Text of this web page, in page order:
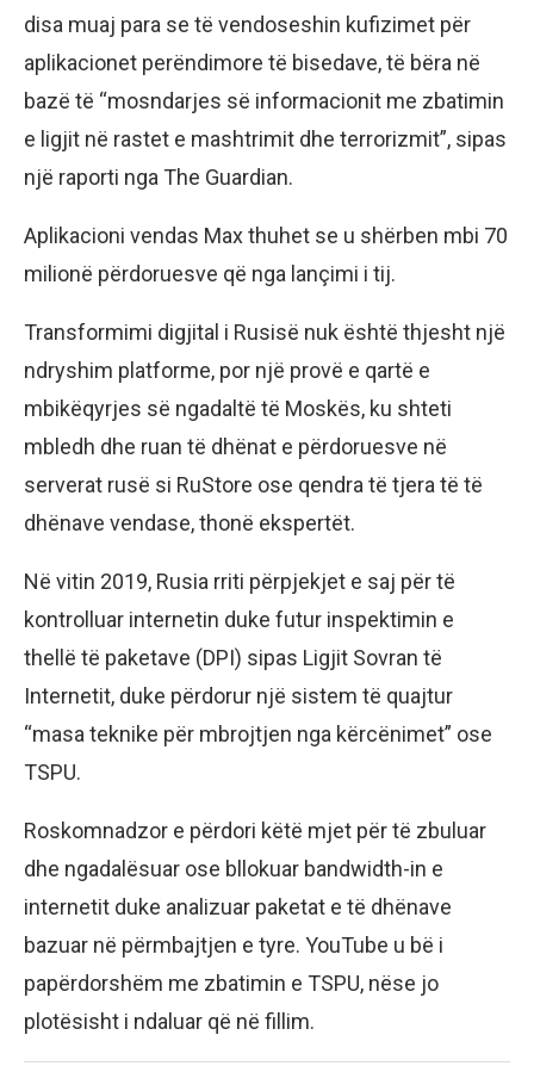
disa muaj para se të vendoseshin kufizimet për
aplikacionet perëndimore të bisedave, të bëra në
bazë të “mosndarjes së informacionit me zbatimin
e ligjit në rastet e mashtrimit dhe terrorizmit”, sipas
një raporti nga The Guardian.
Aplikacioni vendas Max thuhet se u shërben mbi 70
milionë përdoruesve që nga lançimi i tij.
Transformimi digjital i Rusisë nuk është thjesht një
ndryshim platforme, por një provë e qartë e
mbikëqyrjes së ngadaltë të Moskës, ku shteti
mbledh dhe ruan të dhënat e përdoruesve në
serverat rusë si RuStore ose qendra të tjera të të
dhënave vendase, thonë ekspertët.
Në vitin 2019, Rusia rriti përpjekjet e saj për të
kontrolluar internetin duke futur inspektimin e
thellë të paketave (DPI) sipas Ligjit Sovran të
Internetit, duke përdorur një sistem të quajtur
“masa teknike për mbrojtjen nga kërcënimet” ose
TSPU.
Roskomnadzor e përdori këtë mjet për të zbuluar
dhe ngadalësuar ose bllokuar bandwidth-in e
internetit duke analizuar paketat e të dhënave
bazuar në përmbajtjen e tyre. YouTube u bë i
papërdorshëm me zbatimin e TSPU, nëse jo
plotësisht i ndaluar që në fillim.